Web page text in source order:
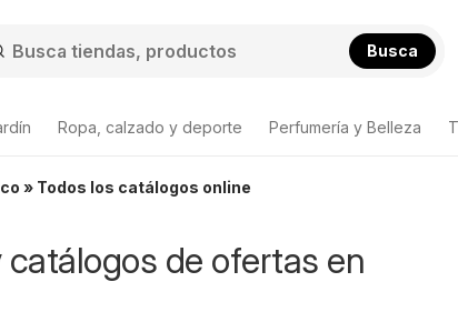
Busca
Ropa, calzado y deporte Perfumería y Belleza
» Todos los catálogos online
de ofertas en